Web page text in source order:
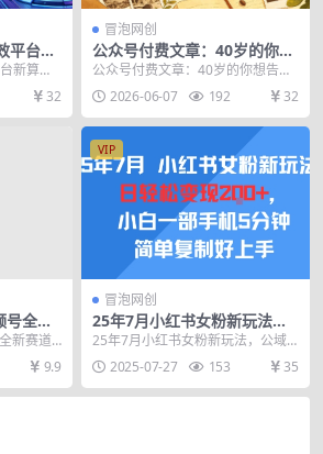
平台新
，AI全
同行
新算法
提效，
32
冒泡网创
公众号付费文章：40岁的你想
告诉30岁的人什么人生道理？
公众号付费文章：40岁的你想告诉
30岁的人什么人生道理？ 课程介绍
我已经40了...
2026-06-07 192 32
全新
，小白
新赛道
上手
9.9
VIP
冒泡网创
25年7月小红书女粉新玩法，
公域转私域变现，日轻松变现
25年7月小红书女粉新玩法，公域
转私域变现，日轻松变现2张+，5
分钟简单复制好上...
2025-07-27 153 35